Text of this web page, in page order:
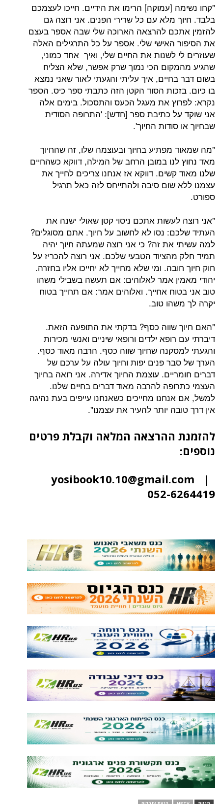
"קחו נשימה [עמוקה] הרימו את הידיים. חייכו לעצמכם
בלבד. חיוך מלא עם כל שרירי הפנים. אני רוצה גם
להזמין אתכם להרצאה הארוכה שלי שבה אספר בעצם
את הסיפור האישי שלי. אספר על כל התרגילים האלה
שעוזרים לי לשנות את החיים שלי, ואיך אחד כמוני,
שהגיע מהמקום הכי נמוך שרק אפשר, שלא הצליח
בשום דבר בחיים, איך עליתי והגעתי לאור שאני נמצא
בו כיום. בזכות הסוד הקטן הזה כתבתי ספר כיס. הספר
נקרא: לפרוץ את מעגל הכעס והתסכול. בימים אלה
אני שוקד על כתיבת ספר [חדש]: 'התרופה הסודית
שבחיוך או סודות החיוך'.
"מה שמאוד מפתיע בחיוך ובעוצמה שלו, זה שהחיוך
מאד נחוץ לנו במובן הרחב של המילה, דווקא כשהחיים
שלנו מאוד קשים. דווקא אז אנחנו צריכים לחייך את
עצמנו ללא שום סיבה ולהתייחס לזה כאל תרגיל
ספורט.
"אני רוצה לעשות אתכם ניסוי קטן שאולי ישנה את
העתיד שלכם: נסו לא לחשוב על חיוך. אתם מסוגלים?
למה עשיתי את זה? כי אני רוצה שמעתה חיוך יהיה
תמיד חלק מהציוד הטבעי שלכם. אני רוצה להכריז על
חוק חיוך חובה. ומי שלא מחייך לא יחייכו אליו בחזרה.
יהודי מאמין אמר לאלוהים: אם תעשה בשבילי משהו
טוב אני בטוח אחייך. ואלוהים אמר: אם תחייך בטוח
יקרה לך משהו טוב.
"האם חיוך שווה כסף? בדקתי את התופעה הזאת.
דיברתי עם רופא ילדים ורופאי שיניים ואנשי מכירות
והגעתי למסקנה שחיוך שווה כסף. הרבה מאוד כסף.
הערך של סבר פנים יפות וחיוך עולה על ערכם של
דברים חומריים. עוצמת החיוך אדירה. אני רואה בחיוך
העצמי כתרופה להרבה מאוד דברים בחיים שלנו.
למשל, אם אנחנו מחייכים כשאנחנו עייפים בעת נהיגה
אין דרך טובה יותר להעיר את עצמנו".
להזמנת ההרצאה המלאה וקבלת פרטים
נוספים:
yosibook10.10@gmail.com |
052-6264419